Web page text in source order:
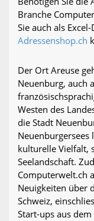
Branche
Sie auch als
Adressenshop.ch
Der Ort Areuse
Neuenburg, auch
Westen des
die Stadt
kulturelle Vielfalt,
Seelandschaft.
Computerwelt.ch
Neuigkeiten über
Schweiz,
Start-ups aus